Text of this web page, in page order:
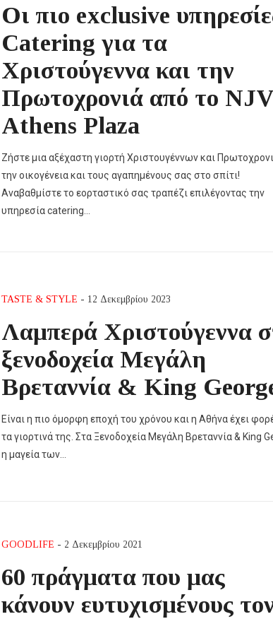
Οι πιο exclusive
Catering για τα
Χριστούγεννα και την
Πρωτοχρονιά από το NJV
Athens Plaza
Ζήστε μια αξέχαστη γιορτή Χριστουγέννων και
την οικογένεια και τους αγαπημένους σας στο σπίτι!
Αναβαθμίστε το εορταστικό σας τραπέζι επιλέγοντας την
υπηρεσία catering…
TASTE & STYLE - 12 Δεκεμβρίου 2023
Λαμπερά Χριστούγεννα
ξενοδοχεία Μεγάλη
Βρεταννία & King
Είναι η πιο όμορφη εποχή του χρόνου και η Αθήνα έχει
τα γιορτινά της. Στα Ξενοδοχεία Μεγάλη Βρεταννία & King
η μαγεία των…
GOODLIFE - 2 Δεκεμβρίου 2021
60 πράγματα που μας
κάνουν ευτυχισμένους